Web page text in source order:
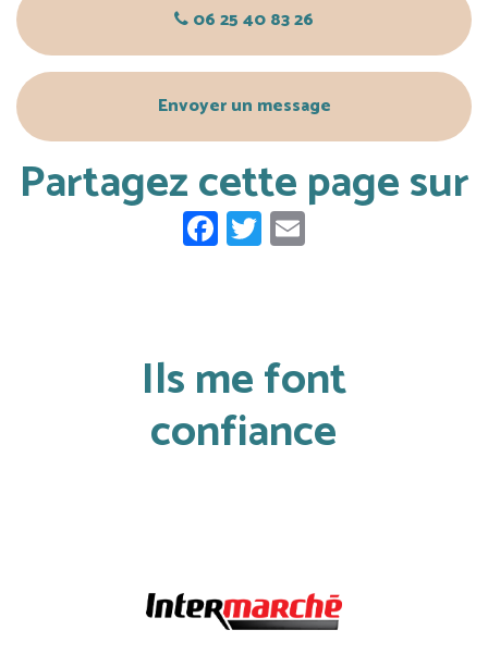
06 25 40 83 26
Envoyer un message
Partagez cette page sur
Facebook
Twitter
Ils me font
confiance